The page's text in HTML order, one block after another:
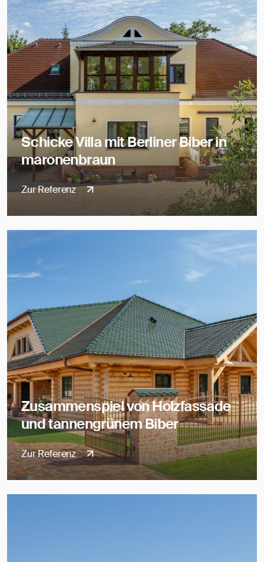
Schicke Villa mit Berliner Biber in
maronenbraun
Zur Referenz
Zusammenspiel von Holzfassade
und tannengrünem Biber
Zur Referenz